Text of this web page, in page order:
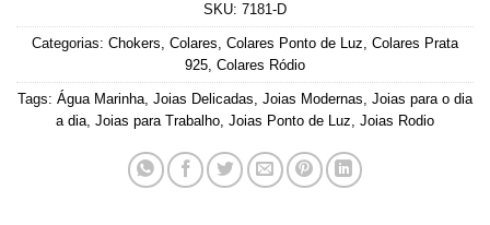
SKU: 7181-D
Categorias: Chokers, Colares, Colares Ponto de Luz, Colares Prata
925, Colares Ródio
Tags: Água Marinha, Joias Delicadas, Joias Modernas, Joias para o dia
a dia, Joias para Trabalho, Joias Ponto de Luz, Joias Rodio